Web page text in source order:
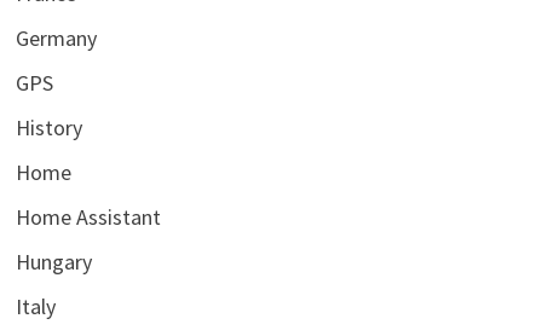
Germany
GPS
History
Home
Home Assistant
Hungary
Italy